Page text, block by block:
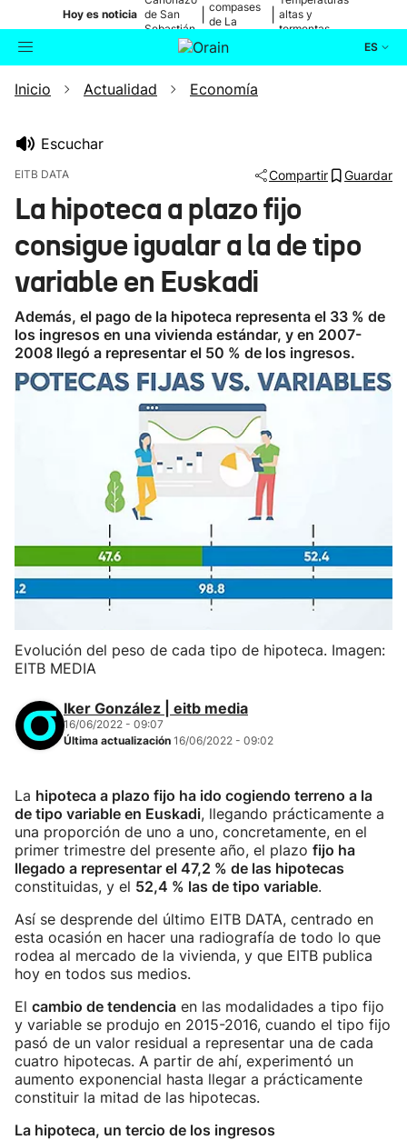
Hoy es noticia de San
Sebastián
compases
de La
altas y
tormentas
ES
Buscador Actualidad
Ikusmiran
Eguraldia
Inicio Actualidad Economía
Escuchar
EITB DATA Compartir Guardar
La hipoteca a plazo fijo
consigue igualar a la de tipo
variable en Euskadi
Además, el pago de la hipoteca representa el 33 % de
los ingresos en una vivienda estándar, y en 2007-
2008 llegó a representar el 50 % de los ingresos.
Evolución del peso de cada tipo de hipoteca. Imagen:
EITB MEDIA
Iker González | eitb media
16/06/2022 - 09:07
Última actualización 16/06/2022 - 09:02
La hipoteca a plazo fijo ha ido cogiendo terreno a la
de tipo variable en Euskadi, llegando prácticamente a
una proporción de uno a uno, concretamente, en el
primer trimestre del presente año, el plazo fijo ha
llegado a representar el 47,2 % de las hipotecas
constituidas, y el 52,4 % las de tipo variable.
Así se desprende del último EITB DATA, centrado en
esta ocasión en hacer una radiografía de todo lo que
rodea al mercado de la vivienda, y que EITB publica
hoy en todos sus medios.
El cambio de tendencia en las modalidades a tipo fijo
y variable se produjo en 2015-2016, cuando el tipo fijo
pasó de un valor residual a representar una de cada
cuatro hipotecas. A partir de ahí, experimentó un
aumento exponencial hasta llegar a prácticamente
constituir la mitad de las hipotecas.
La hipoteca, un tercio de los ingresos